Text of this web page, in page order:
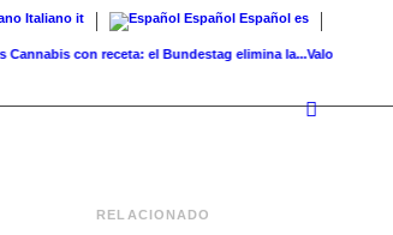
Italiano it Español Español es
con receta: el Bundestag elimina la...Valor del suelo de
RELACIONADO